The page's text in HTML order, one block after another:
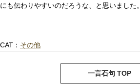
にも伝わりやすいのだろうな、と思いました。
CAT： その他
一言石句 TOP